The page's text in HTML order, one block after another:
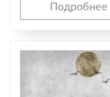
Подробнее